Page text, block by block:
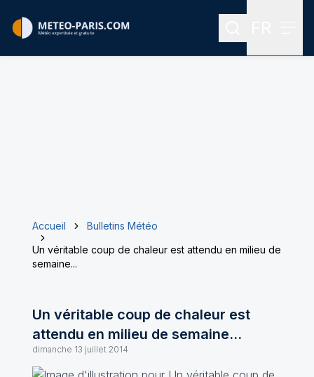
Rechercher
Accueil
Bulletins Météo
Un véritable coup de chaleur est attendu en milieu de
semaine...
Un véritable coup de chaleur est
attendu en milieu de semaine...
dimanche 13 juillet 2014